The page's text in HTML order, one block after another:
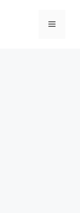
Menu